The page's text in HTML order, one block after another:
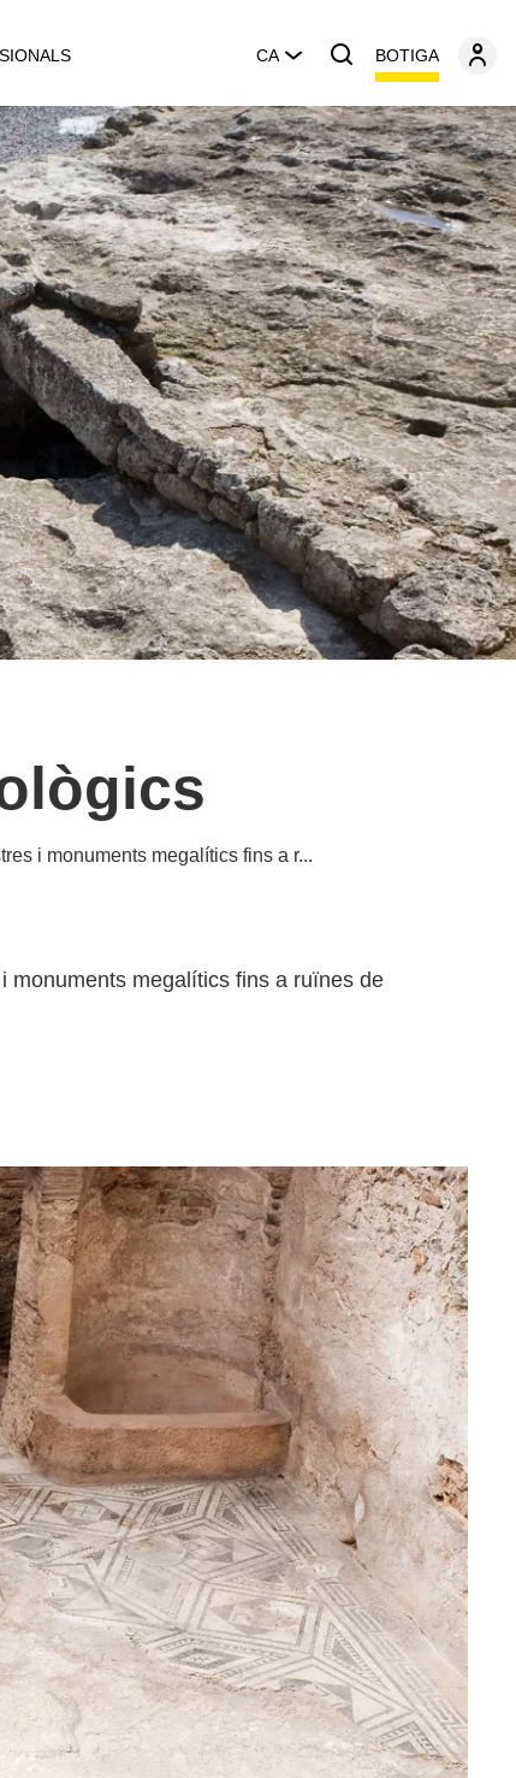
CA BOTIGA
i monuments megalítics fins a r...
monuments megalítics fins a ruïnes de